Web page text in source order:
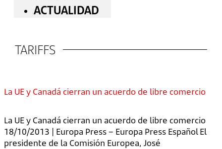
ACTUALIDAD
TARIFFS
La UE y Canadá cierran un acuerdo de libre comercio
La UE y Canadá cierran un acuerdo de libre comercio
18/10/2013 | Europa Press – Europa Press Español El
presidente de la Comisión Europea, José